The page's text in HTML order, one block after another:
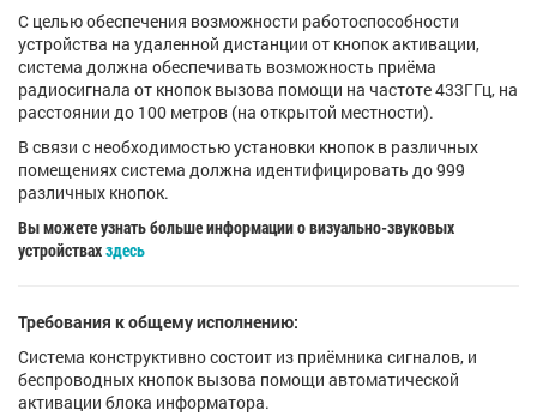
С целью обеспечения возможности работоспособности
устройства на удаленной дистанции от кнопок активации,
система должна обеспечивать возможность приёма
радиосигнала от кнопок вызова помощи на частоте 433ГГц, на
расстоянии до 100 метров (на открытой местности).
В связи с необходимостью установки кнопок в различных
помещениях система должна идентифицировать до 999
различных кнопок.
Вы можете узнать больше информации о визуально-звуковых
устройствахздесь
Требования к общему исполнению:
Система конструктивно состоит из приёмника сигналов, и
беспроводных кнопок вызова помощи автоматической
активации блока информатора.